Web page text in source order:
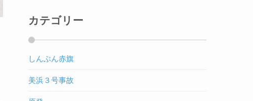
カテゴリー
しんぶん赤旗
美浜３号事故